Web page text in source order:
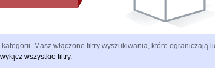
Masz włączone filtry wyszukiwania, które ograniczają
wszystkie filtry.